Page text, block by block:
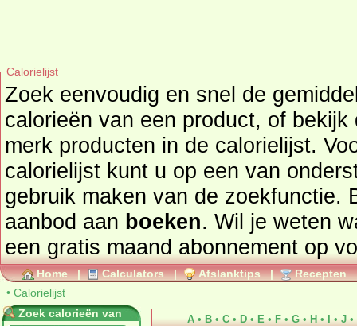
Calorielijst
Zoek eenvoudig en snel de
calorieën van een product, of
merk producten in de calorielijst.
calorielijst kunt u op een van
gebruik maken van de zoekfunctie.
aanbod aan boeken. Wil je weten
een gratis maand abonnement op
Home | Calculators | Afslanktips | Recepten
• Calorielijst
Zoek calorieën van
A • B • C • D • E • F • G • H • • J •